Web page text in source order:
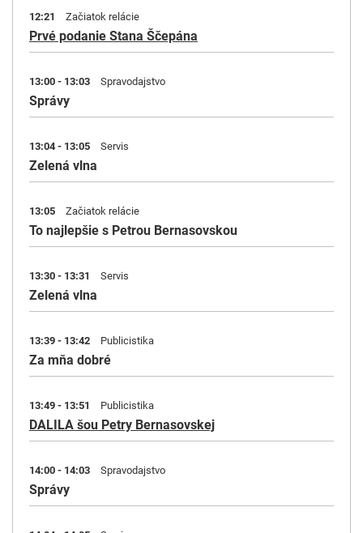
12:21 Začiatok relácie
Prvé podanie Stana Ščepána
13:00 - 13:03 Spravodajstvo
Správy
13:04 - 13:05 Servis
Zelená vlna
13:05 Začiatok relácie
To najlepšie s Petrou Bernasovskou
13:30 - 13:31 Servis
Zelená vlna
13:39 - 13:42 Publicistika
Za mňa dobré
13:49 - 13:51 Publicistika
DALILA šou Petry Bernasovskej
14:00 - 14:03 Spravodajstvo
Správy